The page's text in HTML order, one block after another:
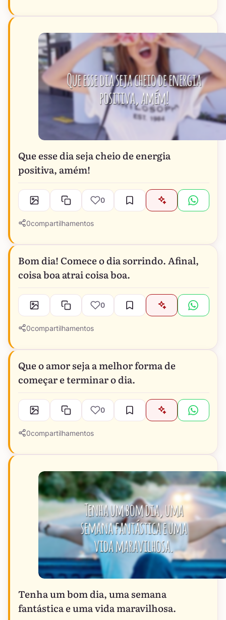
Que esse dia seja cheio de energia
positiva, amém!
0
0compartilhamentos
Bom dia! Comece o dia sorrindo. Afinal,
coisa boa atrai coisa boa.
0
0compartilhamentos
Que o amor seja a melhor forma de
começar e terminar o dia.
0
0compartilhamentos
Tenha um bom dia, uma semana
fantástica e uma vida maravilhosa.